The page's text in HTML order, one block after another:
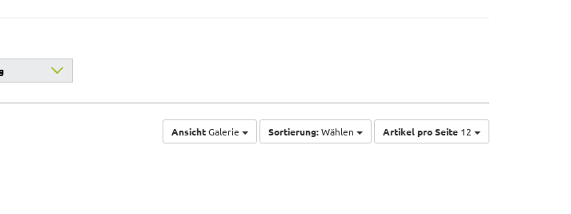
AnsichtGalerie Sortierung:Wählen Artikel pro Seite 12